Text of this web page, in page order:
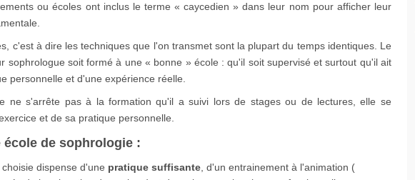
ou écoles ont inclus le terme « caycedien » dans leur nom pour afficher leur
c'est à dire les techniques que l'on transmet sont la plupart du temps identiques. Le
sophrologue soit formé à une « bonne » école : qu'il soit supervisé et surtout qu'il ait
personnelle et d'une expérience réelle.
ne s'arrête pas à la formation qu'il a suivi lors de stages ou de lectures, elle se
et de sa pratique personnelle.
de sophrologie :
dispense d'une pratique suffisante, d'un entrainement à l'animation (